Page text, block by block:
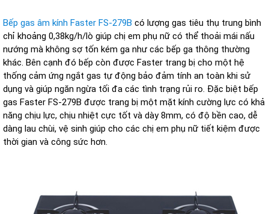
Bếp gas âm kính Faster FS-279B có lượng gas tiêu thụ trung bình
chỉ khoảng 0,38kg/h/lò giúp chị em phụ nữ có thể thoải mái nấu
nướng mà không sợ tốn kém ga như các bếp ga thông thường
khác. Bên cạnh đó bếp còn được Faster trang bị cho một hệ
thống cảm ứng ngắt gas tự động bảo đảm tính an toàn khi sử
dụng và giúp ngăn ngừa tối đa các tình trạng rủi ro. Đặc biệt bếp
gas Faster FS-279B được trang bị một mặt kính cường lực có khả
năng chịu lực, chịu nhiệt cực tốt và dày 8mm, có độ bền cao, dễ
dàng lau chùi, vệ sinh giúp cho các chị em phụ nữ tiết kiệm được
thời gian và công sức hơn.